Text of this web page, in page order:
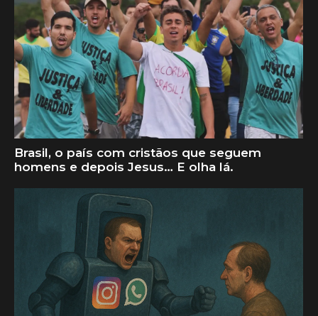
Brasil, o país com cristãos que seguem
homens e depois Jesus… E olha lá.